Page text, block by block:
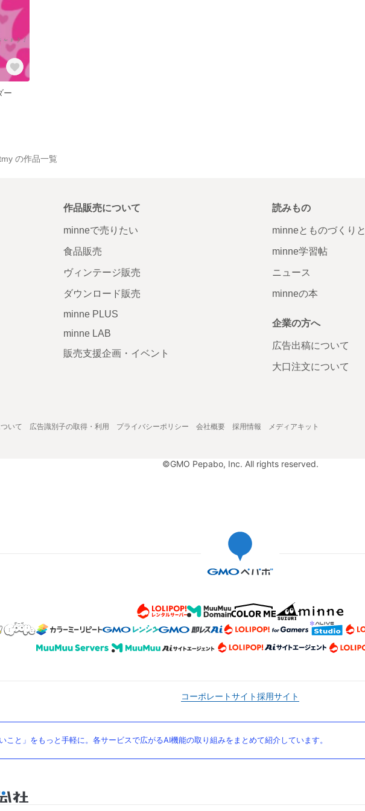
ー
の作品一覧
作品販売について
minneで売りたい
食品販売
ヴィンテージ販売
ダウンロード販売
minne PLUS
minne LAB
販売支援企画・イベント
読みもの
minneとものづくりと
minne学習帖
ニュース
minneの本
企業の方へ
広告出稿について
大口注文について
いて 広告識別子の取得・利用 プライバシーポリシー 会社概要 採用情報 メディアキット
©GMO Pepabo, Inc. All rights reserved.
コーポレートサイト採用サイト
こと」をもっと手軽に。各サービスで広がるAI機能の取り組みをまとめて紹介しています。